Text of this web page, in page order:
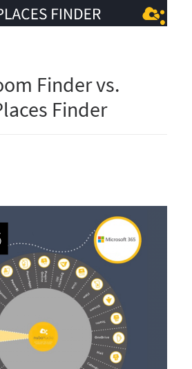
Finder vs.
Finder